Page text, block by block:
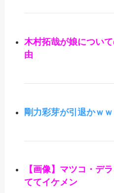
木村拓哉が娘につい
由
剛力彩芽が引退かｗ
【画像】マツコ・デ
ててイケメン